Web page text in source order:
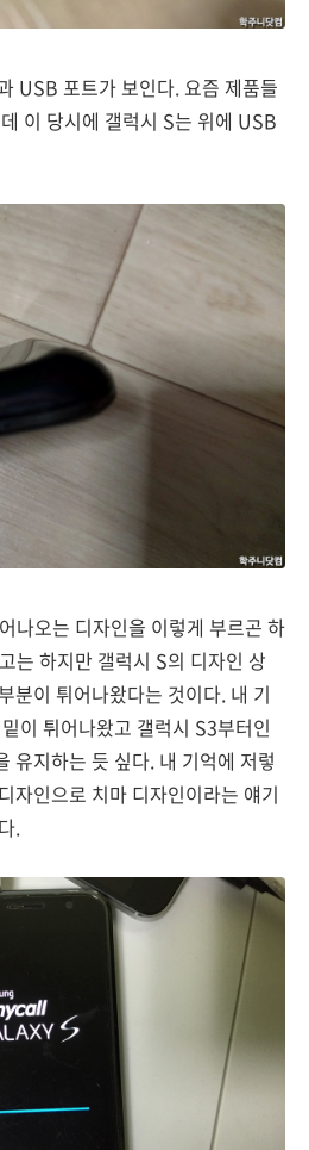
USB 포트가 보인다. 요즘 제품들
이 당시에 갤럭시 S는 위에 USB
나오는 디자인을 이렇게 부르곤 하
는 하지만 갤럭시 S의 디자인 상
분이 튀어나왔다는 것이다. 내 기
이 튀어나왔고 갤럭시 S3부터인
유지하는 듯 싶다. 내 기억에 저렇
자인으로 치마 디자인이라는 얘기
.